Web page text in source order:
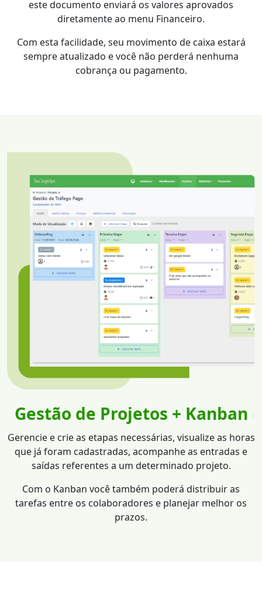
este documento enviará os valores aprovados
diretamente ao menu Financeiro.
Com esta facilidade, seu movimento de caixa estará
sempre atualizado e você não perderá nenhuma
cobrança ou pagamento.
Gestão de Projetos + Kanban
Gerencie e crie as etapas necessárias, visualize as horas
que já foram cadastradas, acompanhe as entradas e
saídas referentes a um determinado projeto.
Com o Kanban você também poderá distribuir as
tarefas entre os colaboradores e planejar melhor os
prazos.